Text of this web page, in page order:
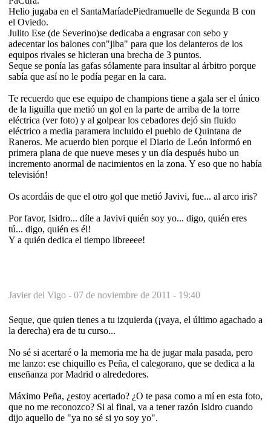
Helio jugaba en el SantaMaríadePiedramuelle de Segunda B con
el Oviedo.
Julito Ese (de Severino)se dedicaba a engrasar con sebo y
adecentar los balones con"jiba" para que los delanteros de los
equipos rivales se hicieran una brecha de 3 puntos.
Seque se ponía las gafas sólamente para insultar al árbitro porque
sabía que así no le podía pegar en la cara.
Te recuerdo que ese equipo de champions tiene a gala ser el único
de la liguilla que metió un gol en la parte de arriba de la torre
eléctrica (ver foto) y al golpear los cebadores dejó sin fluido
eléctrico a media paramera incluido el pueblo de Quintana de
Raneros. Me acuerdo bien porque el Diario de León informó en
primera plana de que nueve meses y un día después hubo un
incremento anormal de nacimientos en la zona. Y eso que no había
televisión!
Os acordáis de que el otro gol que metió Javivi, fue... al arco iris?
Por favor, Isidro... díle a Javivi quién soy yo... digo, quién eres
tú... digo, quién es él!
Y a quién dedica el tiempo libreeee!
Javier del Vigo - 07 de noviembre de 2011 - 19:40
Seque, que quien tienes a tu izquierda (¡vaya, el último agachado a
la derecha) era de tu curso...
No sé si acertaré o la memoria me ha de jugar mala pasada, pero
me lanzo: ese chiquillo es Peña, el calegorano, que se dedica a la
enseñanza por Madrid o alrededores.
Máximo Peña, ¿estoy acertado? ¿O te pasa como a mí en esta foto,
que no me reconozco? Si al final, va a tener razón Isidro cuando
dijo aquello de "ya no sé si yo soy yo".